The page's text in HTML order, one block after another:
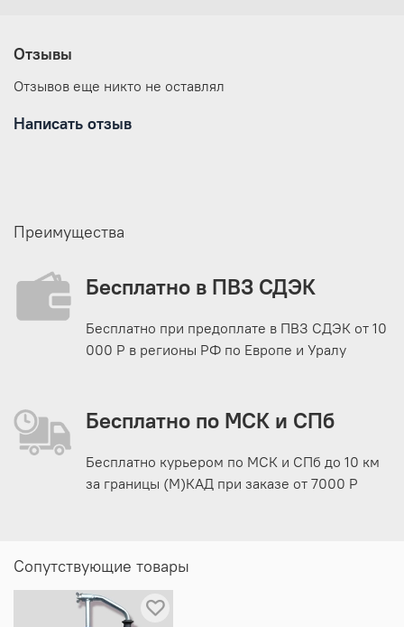
Отзывы
Отзывов еще никто не оставлял
Написать отзыв
Преимущества
Бесплатно в ПВЗ СДЭК
Бесплатно при предоплате в ПВЗ СДЭК от 10
000 Р в регионы РФ по Европе и Уралу
Бесплатно по МСК и СПб
Бесплатно курьером по МСК и СПб до 10 км
за границы (М)КАД при заказе от 7000 Р
Сопутствующие товары